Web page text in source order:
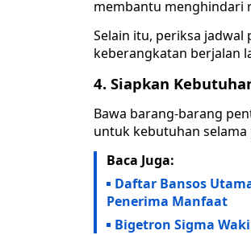
membantu menghindari
Selain itu, periksa
keberangkatan berjalan
4. Siapkan
Bawa barang-barang
untuk kebutuhan selama
Baca Juga:
Daftar Bansos
Penerima Manfaat
Bigetron Sigma